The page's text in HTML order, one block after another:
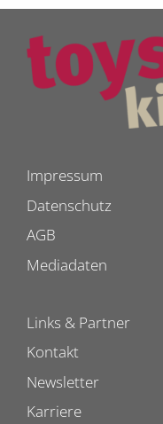
Impressum
Datenschutz
AGB
Mediadaten
Links & Partner
Kontakt
Newsletter
Karriere